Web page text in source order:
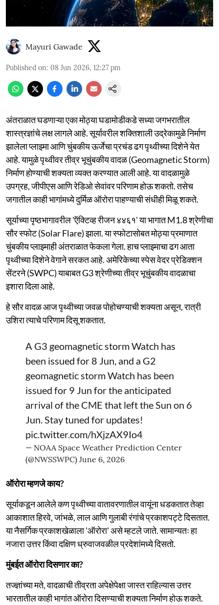
Mayuri Gawade
Published on: 08 Jun 2026, 12:27 pm
अंतराळात घडणाऱ्या एका मोठ्या घडामोडीकडे सध्या जगभरातील
शास्त्रज्ञांचे लक्ष लागले आहे. सूर्यावरील शक्तिशाली उद्रेकामुळे निर्माण
झालेला प्लाझ्मा आणि चुंबकीय ऊर्जेचा प्रचंड ढग पृथ्वीच्या दिशेने येत
आहे. यामुळे पृथ्वीवर तीव्र भूचुंबकीय वादळ (Geomagnetic Storm)
निर्माण होण्याची शक्यता व्यक्त करण्यात आली आहे. या वादळामुळे
उपग्रह, जीपीएस आणि रेडिओ सेवांवर परिणाम होऊ शकतो. तसेच
जगातील काही भागांमध्ये दुर्मिळ ऑरोरा पाहण्याची संधीही मिळू शकते.
सूर्याच्या पृष्ठभागावरील 'ऍक्टिव्ह रीजन ४४६१' या भागात M1.8 श्रेणीचा
सौर स्फोट (Solar Flare) झाला. या स्फोटासोबत मोठ्या प्रमाणात
चुंबकीय प्लाझ्माही अंतराळात फेकला गेला. हाच प्लाझ्माचा ढग आता
पृथ्वीच्या दिशेने वेगाने सरकत आहे. अमेरिकेच्या स्पेस वेदर प्रेडिक्शन
सेंटरने (SWPC) याबाबत G3 श्रेणीच्या तीव्र भूचुंबकीय वादळाचा
इशारा दिला आहे.
हे सौर वादळ आज पृथ्वीच्या जवळ पोहोचण्याची शक्यता असून, रात्री
उशिरा त्याचे परिणाम दिसू शकतात.
A G3 geomagnetic storm Watch has
been issued for 8 Jun, and a G2
geomagnetic storm Watch has been
issued for 9 Jun for the anticipated
arrival of the CME that left the Sun on 6
Jun. Stay tuned for updates!
pic.twitter.com/hXjzAX9Io4
— NOAA Space Weather Prediction Center
(@NWSSWPC) June 6, 2026
ऑरोरा म्हणजे काय?
सूर्याकडून आलेले कण पृथ्वीच्या वातावरणातील वायूंना धडकतात तेव्हा
आकाशात हिरवे, जांभळे, लाल आणि गुलाबी रंगांचे प्रकाशपट्टे दिसतात.
या नैसर्गिक प्रकाशखेळाला 'ऑरोरा' असे म्हटले जाते. सामान्यतः हा
नजारा उत्तर किंवा दक्षिण ध्रुवाजवळील प्रदेशांमध्ये दिसतो.
मुंबईत ऑरोरा दिसणार का?
तज्ज्ञांच्या मते, वादळाची तीव्रता अपेक्षेपेक्षा जास्त राहिल्यास उत्तर
भारतातील काही भागांत ऑरोरा दिसण्याची शक्यता निर्माण होऊ शकते.